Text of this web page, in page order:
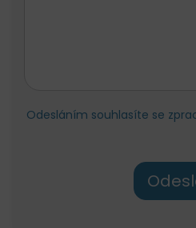
Odesláním souhlasíte se